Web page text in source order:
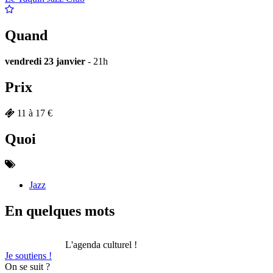
Quand
vendredi 23 janvier - 21h
Prix
11 à 17 €
Quoi
Jazz
En quelques mots
L'agenda culturel !
Je soutiens !
On se suit ?